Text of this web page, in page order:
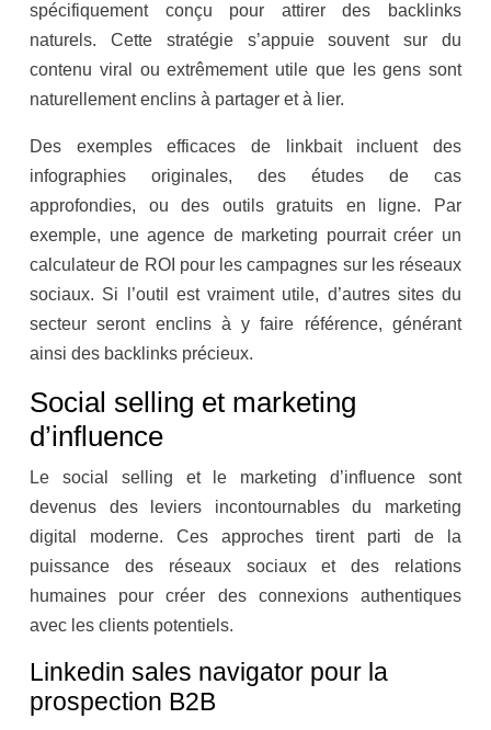
spécifiquement conçu pour attirer des backlinks
naturels. Cette stratégie s’appuie souvent sur du
contenu viral ou extrêmement utile que les gens sont
naturellement enclins à partager et à lier.
Des exemples efficaces de linkbait incluent des
infographies originales, des études de cas
approfondies, ou des outils gratuits en ligne. Par
exemple, une agence de marketing pourrait créer un
calculateur de ROI pour les campagnes sur les réseaux
sociaux. Si l’outil est vraiment utile, d’autres sites du
secteur seront enclins à y faire référence, générant
ainsi des backlinks précieux.
Social selling et marketing
d’influence
Le social selling et le marketing d’influence sont
devenus des leviers incontournables du marketing
digital moderne. Ces approches tirent parti de la
puissance des réseaux sociaux et des relations
humaines pour créer des connexions authentiques
avec les clients potentiels.
Linkedin sales navigator pour la
prospection B2B